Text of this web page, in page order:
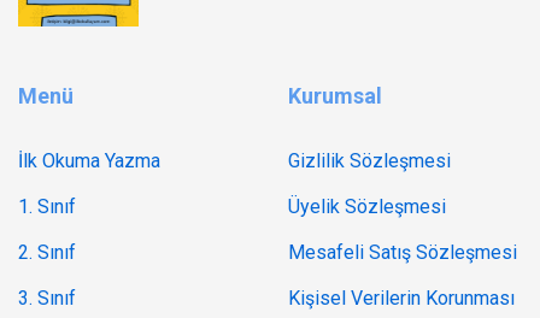
Menü
İlk Okuma Yazma
1. Sınıf
2. Sınıf
3. Sınıf
Kurumsal
Gizlilik Sözleşmesi
Üyelik Sözleşmesi
Mesafeli Satış Sözleşmesi
Kişisel Verilerin Korunması